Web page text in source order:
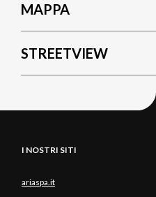
MAPPA
STREETVIEW
I NOSTRI SITI
ariaspa.it